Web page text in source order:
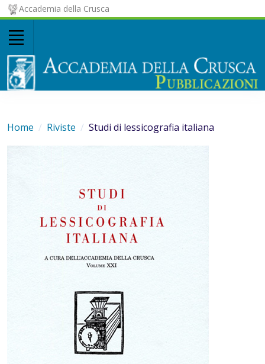
Accademia della Crusca
Home Riviste Studi di lessicografia italiana